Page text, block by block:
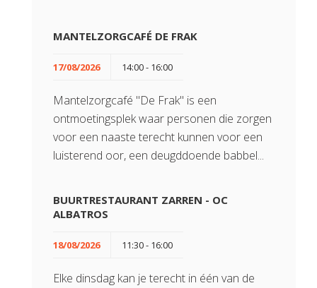
MANTELZORGCAFÉ DE FRAK
17/08/2026 14:00 - 16:00
Mantelzorgcafé "De Frak" is een
ontmoetingsplek waar personen die zorgen
voor een naaste terecht kunnen voor een
luisterend oor, een deugddoende babbel...
BUURTRESTAURANT ZARREN - OC
ALBATROS
18/08/2026 11:30 - 16:00
Elke dinsdag kan je terecht in één van de